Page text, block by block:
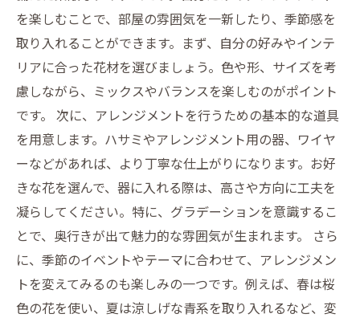
を楽しむことで、部屋の雰囲気を一新したり、季節感を
取り入れることができます。まず、自分の好みやインテ
リアに合った花材を選びましょう。色や形、サイズを考
慮しながら、ミックスやバランスを楽しむのがポイント
です。 次に、アレンジメントを行うための基本的な道具
を用意します。ハサミやアレンジメント用の器、ワイヤ
ーなどがあれば、より丁寧な仕上がりになります。お好
きな花を選んで、器に入れる際は、高さや方向に工夫を
凝らしてください。特に、グラデーションを意識するこ
とで、奥行きが出て魅力的な雰囲気が生まれます。 さら
に、季節のイベントやテーマに合わせて、アレンジメン
トを変えてみるのも楽しみの一つです。例えば、春は桜
色の花を使い、夏は涼しげな青系を取り入れるなど、変